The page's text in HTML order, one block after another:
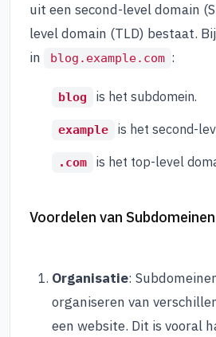
uit een second-level domain
level domain (TLD) bestaat.
in
blog.example.com :
blog is het subdomein.
example is het second-
.com is het top-level
Voordelen van Subdomeinen
Organisatie:
organiseren van
een website. Dit is vooral